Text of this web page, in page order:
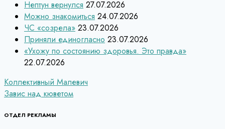
Нептун вернулся 27.07.2026
Можно знакомиться 24.07.2026
ЧС «созрела» 23.07.2026
Приняли единогласно 23.07.2026
«Ухожу по состоянию здоровья. Это правда»
22.07.2026
Навигация
по
записям
Коллективный Малевич
Завис над кюветом
ОТДЕЛ РЕКЛАМЫ